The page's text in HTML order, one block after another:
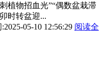
植物招血光”“偶数盆栽滞
时转盆迎...
05-10 12:56:29 阅读全